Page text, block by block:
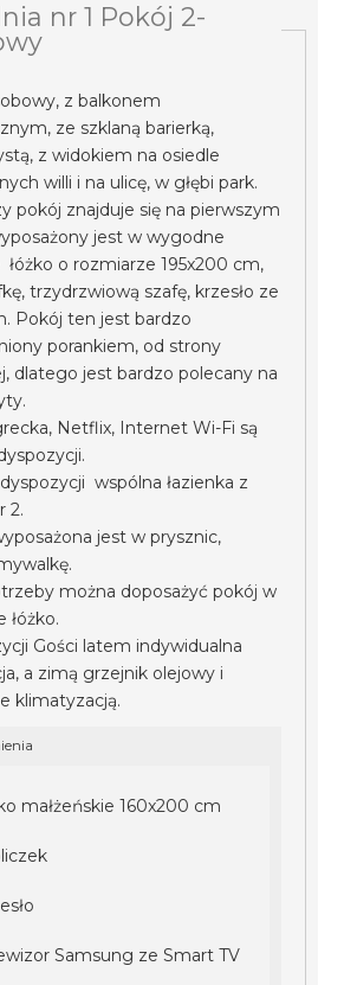
nr 1 Pokój 2-
z balkonem
ze szklaną barierką,
z widokiem na osiedle
willi i na ulicę, w głębi park.
pokój znajduje się na pierwszym
jest w wygodne
o rozmiarze 195x200 cm,
trzydrzwiową szafę, krzesło ze
Pokój ten jest bardzo
porankiem, od strony
dlatego jest bardzo polecany na
Netflix, Internet Wi-Fi są
wspólna łazienka z
2.
jest w prysznic,
można doposażyć pokój w
łóżko.
Gości latem indywidualna
a zimą grzejnik olejowy i
klimatyzacją.
małżeńskie 160x200 cm
Samsung ze Smart TV